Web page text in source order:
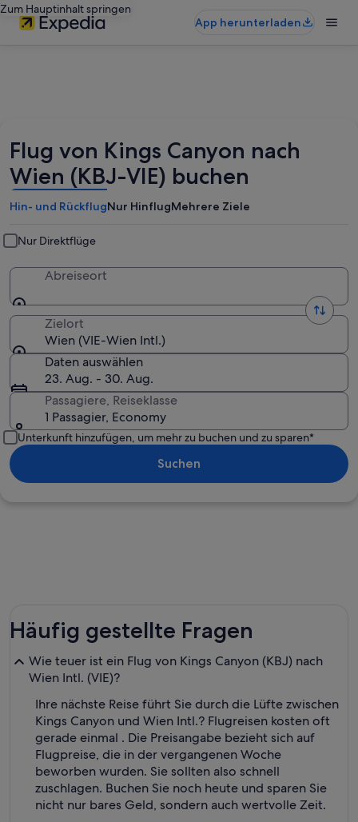
Zum Hauptinhalt springen
App herunterladen
Flug von Kings Canyon nach
Wien (KBJ-VIE) buchen
Hin- und RückflugNur HinflugMehrere Ziele
Nur Direktflüge
Abreiseort
Zielort
Wien (VIE-Wien Intl.)
Daten auswählen
23. Aug. - 30. Aug.
Passagiere, Reiseklasse
1 Passagier, Economy
Unterkunft hinzufügen, um mehr zu buchen und zu sparen*
Suchen
Häufig gestellte Fragen
Wie teuer ist ein Flug von Kings Canyon (KBJ) nach
Wien Intl. (VIE)?
Ihre nächste Reise führt Sie durch die Lüfte zwischen
Kings Canyon und Wien Intl.? Flugreisen kosten oft
gerade einmal . Die Preisangabe bezieht sich auf
Flugpreise, die in der vergangenen Woche
beworben wurden. Sie sollten also schnell
zuschlagen. Buchen Sie noch heute und sparen Sie
nicht nur bares Geld, sondern auch wertvolle Zeit.